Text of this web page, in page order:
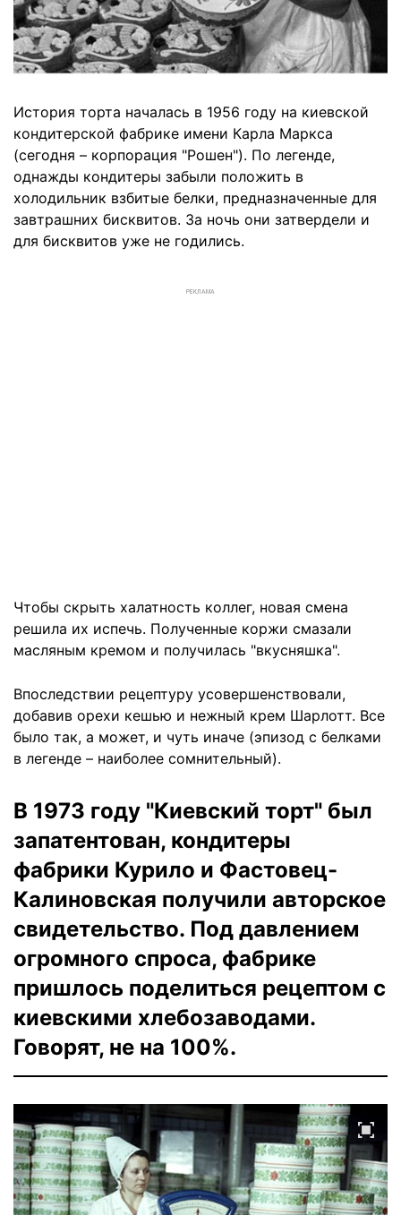
История торта началась в 1956 году на киевской
кондитерской фабрике имени Карла Маркса
(сегодня – корпорация "Рошен"). По легенде,
однажды кондитеры забыли положить в
холодильник взбитые белки, предназначенные для
завтрашних бисквитов. За ночь они затвердели и
для бисквитов уже не годились.
РЕКЛАМА
Чтобы скрыть халатность коллег, новая смена
решила их испечь. Полученные коржи смазали
масляным кремом и получилась "вкусняшка".
Впоследствии рецептуру усовершенствовали,
добавив орехи кешью и нежный крем Шарлотт. Все
было так, а может, и чуть иначе (эпизод с белками
в легенде – наиболее сомнительный).
В 1973 году "Киевский торт" был
запатентован, кондитеры
фабрики Курило и Фастовец-
Калиновская получили авторское
свидетельство. Под давлением
огромного спроса, фабрике
пришлось поделиться рецептом с
киевскими хлебозаводами.
Говорят, не на 100%.